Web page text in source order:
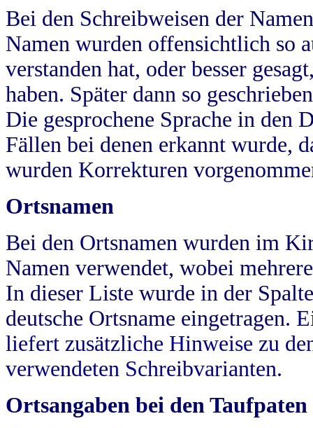
Bei den Schreibweisen der
Namen wurden offensichtlich so
verstanden hat, oder besser
haben. Später dann so
Die gesprochene Sprache in
Fällen bei denen erkannt wurde,
wurden Korrekturen
Ortsnamen
Bei den Ortsnamen wurden im
Namen verwendet, wobei
In dieser Liste wurde in der
deutsche Ortsname eingetragen.
liefert zusätzliche Hinweise zu
verwendeten Schreibvarianten.
Ortsangaben bei den Taufpaten